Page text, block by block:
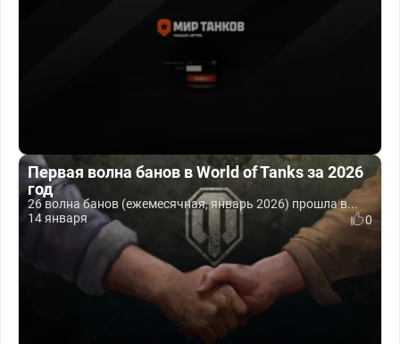
Первая волна банов в World of Tanks за 2026
год
26 волна банов (ежемесячная, январь 2026) прошла в...
14 января
0